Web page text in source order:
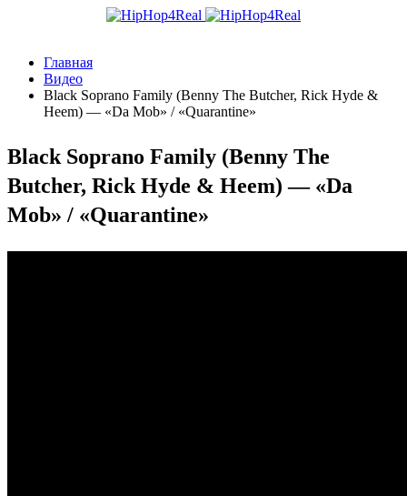
Главная
Видео
Black Soprano Family (Benny The Butcher, Rick Hyde &
Heem) — «Da Mob» / «Quarantine»
Black Soprano Family (Benny The
Butcher, Rick Hyde & Heem) — «Da
Mob» / «Quarantine»